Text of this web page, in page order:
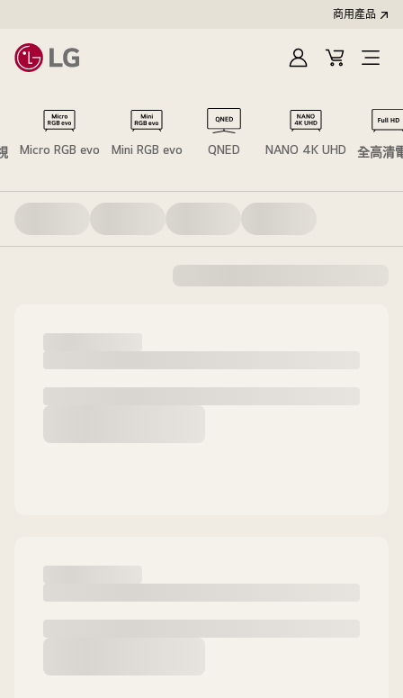
商用產品
登
購
Micro RGB evo Mini RGB evo QNED NANO 4K UHD 全高清